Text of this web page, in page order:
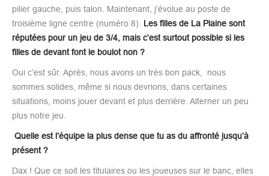
pilier gauche, puis talon. Maintenant, j’évolue au poste de
troisième ligne centre (numéro 8). Les filles de La Plaine sont
réputées pour un jeu de 3/4, mais c’est surtout possible si les
filles de devant font le boulot non ?
Oui c’est sûr. Après, nous avons un très bon pack, nous
sommes solides, même si nous devrions, dans certaines
situations, moins jouer devant et plus derrière. Alterner un peu
plus notre jeu.
Quelle est l’équipe la plus dense que tu as du affronté jusqu’à
présent ?
Dax ! Que ce soit les titulaires ou les joueuses sur le banc, elles